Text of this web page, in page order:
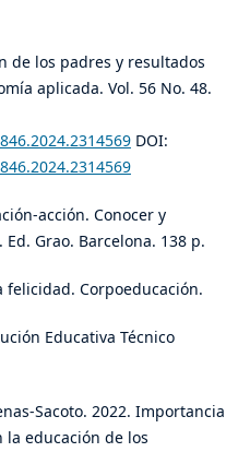
de los padres y resultados
aplicada. Vol. 56 No. 48.
DOI:
acción. Conocer y
Grao. Barcelona. 138 p.
felicidad. Corpoeducación.
Educativa Técnico
Sacoto. 2022. Importancia
educación de los